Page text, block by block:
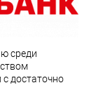
среди
достаточно